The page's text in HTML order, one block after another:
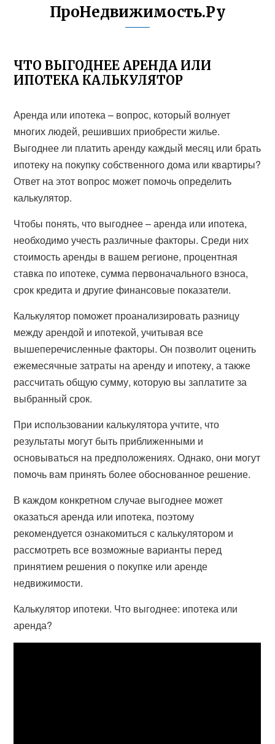
ПроНедвижимость.Ру
ЧТО ВЫГОДНЕЕ АРЕНДА ИЛИ
ИПОТЕКА КАЛЬКУЛЯТОР
Аренда или ипотека – вопрос, который волнует
многих людей, решивших приобрести жилье.
Выгоднее ли платить аренду каждый месяц или брать
ипотеку на покупку собственного дома или квартиры?
Ответ на этот вопрос может помочь определить
калькулятор.
Чтобы понять, что выгоднее – аренда или ипотека,
необходимо учесть различные факторы. Среди них
стоимость аренды в вашем регионе, процентная
ставка по ипотеке, сумма первоначального взноса,
срок кредита и другие финансовые показатели.
Калькулятор поможет проанализировать разницу
между арендой и ипотекой, учитывая все
вышеперечисленные факторы. Он позволит оценить
ежемесячные затраты на аренду и ипотеку, а также
рассчитать общую сумму, которую вы заплатите за
выбранный срок.
При использовании калькулятора учтите, что
результаты могут быть приближенными и
основываться на предположениях. Однако, они могут
помочь вам принять более обоснованное решение.
В каждом конкретном случае выгоднее может
оказаться аренда или ипотека, поэтому
рекомендуется ознакомиться с калькулятором и
рассмотреть все возможные варианты перед
принятием решения о покупке или аренде
недвижимости.
Калькулятор ипотеки. Что выгоднее: ипотека или
аренда?